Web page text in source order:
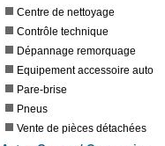
Centre de nettoyage
Contrôle technique
Dépannage remorquage
Equipement accessoire auto
Pare-brise
Pneus
Vente de pièces détachées